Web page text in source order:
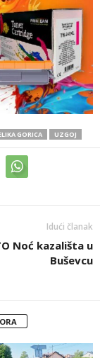
GORICA UZGOJ
Idući članak
Noć kazališta u
Buševcu